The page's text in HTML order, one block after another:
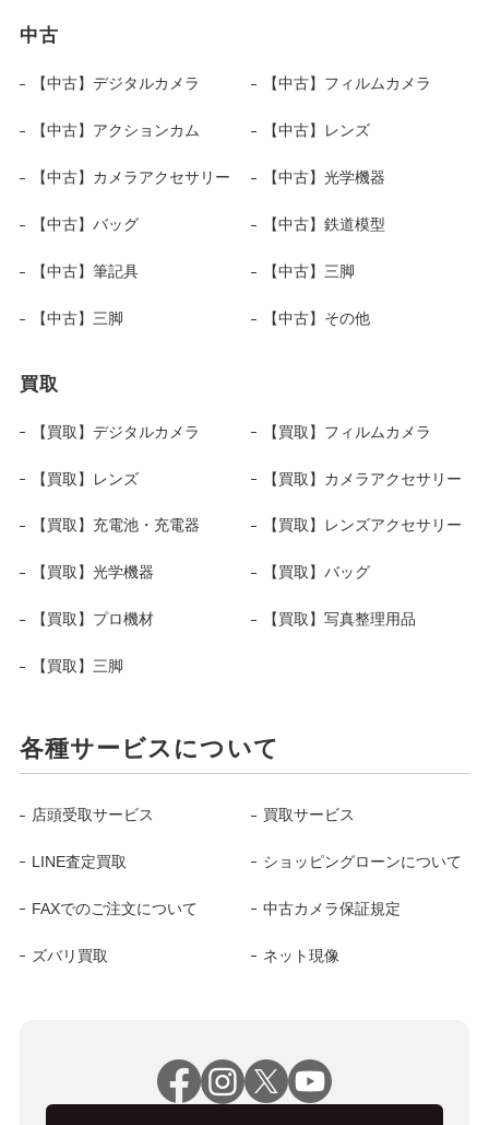
中古
【中古】デジタルカメラ 【中古】フィルムカメラ
【中古】アクションカム 【中古】レンズ
【中古】カメラアクセサリー 【中古】光学機器
【中古】バッグ 【中古】鉄道模型
【中古】筆記具 【中古】三脚
【中古】三脚 【中古】その他
買取
【買取】デジタルカメラ 【買取】フィルムカメラ
【買取】レンズ 【買取】カメラアクセサリー
【買取】充電池・充電器 【買取】レンズアクセサリー
【買取】光学機器 【買取】バッグ
【買取】プロ機材 【買取】写真整理用品
【買取】三脚
各種サービスについて
店頭受取サービス 買取サービス
LINE査定買取 ショッピングローンについて
FAXでのご注文について 中古カメラ保証規定
ズバリ買取 ネット現像